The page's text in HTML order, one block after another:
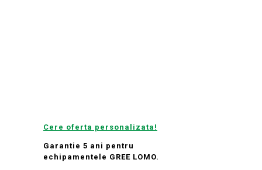
Cere oferta personalizata!
Garantie 5 ani pentru
echipamentele GREE LOMO.